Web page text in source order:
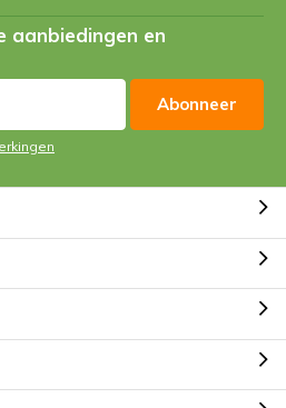
aanbiedingen en
Abonneer